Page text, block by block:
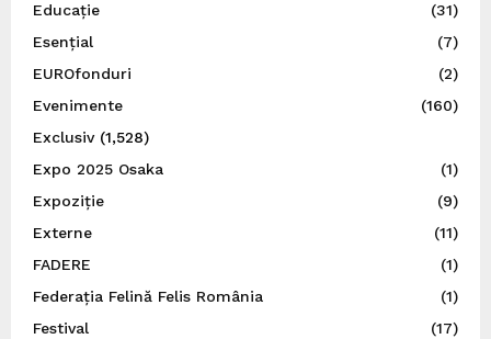
Educație
(31)
Esențial
(7)
EUROfonduri
(2)
Evenimente
(160)
Exclusiv(1,528)
Expo 2025 Osaka
(1)
Expoziție
(9)
Externe
(11)
FADERE
(1)
Federația Felină Felis România
(1)
Festival
(17)